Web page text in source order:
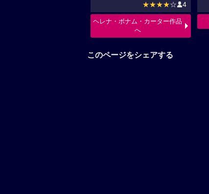
★★★★☆ 4
ヘレナ・ボナム・カーター作品
へ
このページをシェアする